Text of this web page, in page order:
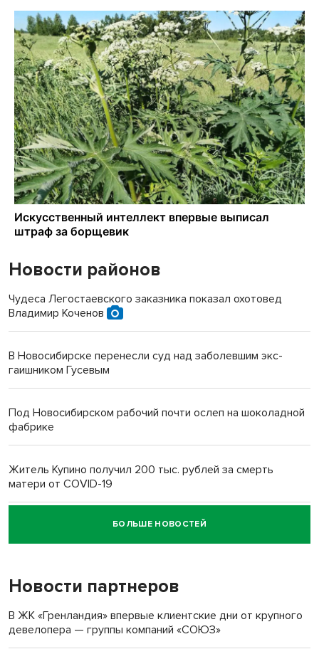
Новости районов
Чудеса Легостаевского заказника показал охотовед
Владимир Коченов
В Новосибирске перенесли суд над заболевшим экс-
гаишником Гусевым
Под Новосибирском рабочий почти ослеп на шоколадной
фабрике
Житель Купино получил 200 тыс. рублей за смерть
матери от COVID-19
Новосибирский суд наказал водителя за смерть
пенсионерки на вокзале
БОЛЬШЕ НОВОСТЕЙ
Новости партнеров
В ЖК «Гренландия» впервые клиентские дни от крупного
девелопера — группы компаний «СОЮЗ»